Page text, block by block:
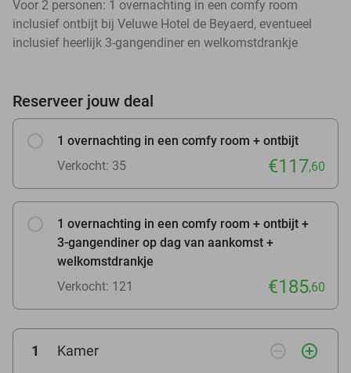
Voor 2 personen: 1 overnachting in een comfy room
inclusief ontbijt bij Veluwe Hotel de Beyaerd, eventueel
inclusief heerlijk 3-gangendiner en welkomstdrankje
Reserveer jouw deal
1 overnachting in een comfy room + ontbijt
Verkocht: 35
€117,60
1 overnachting in een comfy room + ontbijt +
3-gangendiner op dag van aankomst +
welkomstdrankje
Verkocht: 121
€185,60
1 Kamer remove_circle_outline add_circle_outline